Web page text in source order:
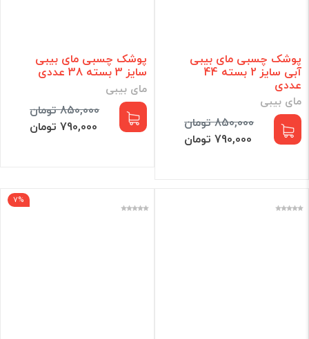
پوشک چسبی مای بیبی
آبی سایز 2 بسته 44
عددی
مای بیبی
850,000 تومان
790,000 تومان
پوشک چسبی مای بیبی
سایز 3 بسته 38 عددی
مای بیبی
850,000 تومان
790,000 تومان
7%